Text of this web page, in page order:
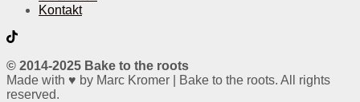
Kontakt
© 2014-2025 Bake to the roots
Made with ♥ by Marc Kromer | Bake to the roots. All rights
reserved.